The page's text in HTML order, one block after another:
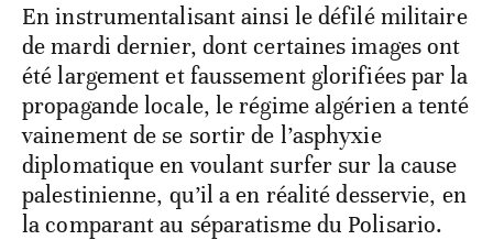
En instrumentalisant ainsi le défilé militaire
de mardi dernier, dont certaines images ont
été largement et faussement glorifiées par la
propagande locale, le régime algérien a tenté
vainement de se sortir de l’asphyxie
diplomatique en voulant surfer sur la cause
palestinienne, qu’il a en réalité desservie, en
la comparant au séparatisme du Polisario.